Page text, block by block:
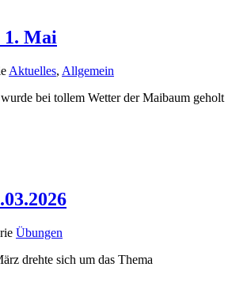
1. Mai
Aktuelles, Allgemein
bei tollem Wetter der Maibaum geholt
Übungen
drehte sich um das Thema